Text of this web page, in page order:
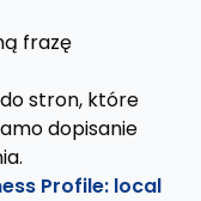
frazę
stron, które
dopisanie
Profile: local